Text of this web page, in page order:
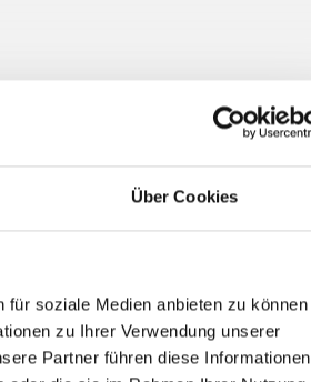
Über Cookies
soziale Medien anbieten zu können
zu Ihrer Verwendung unserer
Partner führen diese Informationen